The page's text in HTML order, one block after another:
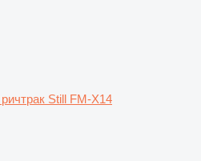
ричтрак Still FM-X14